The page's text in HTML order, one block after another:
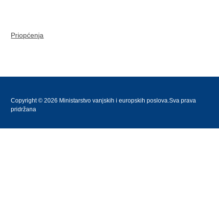
Priopćenja
Copyright © 2026 Ministarstvo vanjskih i europskih poslova.Sva prava
pridržana